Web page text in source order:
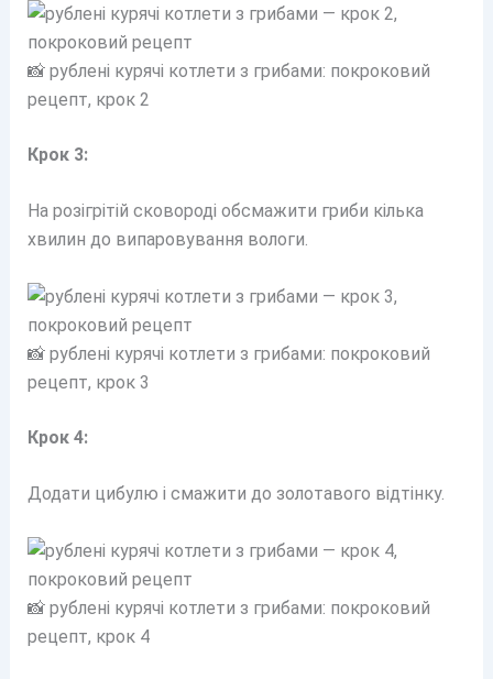
📸 рублені курячі котлети з грибами: покроковий
рецепт, крок 2
Крок 3:
На розігрітій сковороді обсмажити гриби кілька
хвилин до випаровування вологи.
📸 рублені курячі котлети з грибами: покроковий
рецепт, крок 3
Крок 4:
Додати цибулю і смажити до золотавого відтінку.
📸 рублені курячі котлети з грибами: покроковий
рецепт, крок 4